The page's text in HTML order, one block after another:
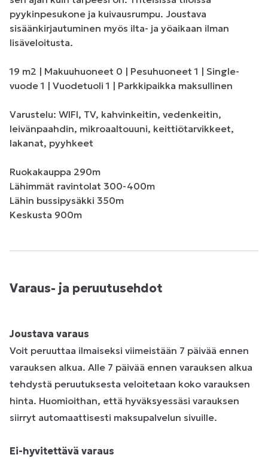
pyykinpesukone ja kuivausrumpu. Joustava
sisäänkirjautuminen myös ilta- ja yöaikaan ilman
lisäveloitusta.
19 m2 | Makuuhuoneet 0 | Pesuhuoneet 1 | Single-
vuode 1 | Vuodetuoli 1 | Parkkipaikka maksullinen
Varustelu: WIFI, TV, kahvinkeitin, vedenkeitin,
leivänpaahdin, mikroaaltouuni, keittiötarvikkeet,
lakanat, pyyhkeet
Ruokakauppa 290m
Lähimmät ravintolat 300-400m
Lähin bussipysäkki 350m
Keskusta 900m
Varaus- ja peruutusehdot
Joustava varaus
Voit peruuttaa ilmaiseksi viimeistään 7 päivää ennen
varauksen alkua. Alle 7 päivää ennen varauksen alkua
tehdystä peruutuksesta veloitetaan koko varauksen
hinta. Huomioithan, että hyväksyessäsi varauksen
siirryt automaattisesti maksupalvelun sivuille.
Ei-hyvitettävä varaus